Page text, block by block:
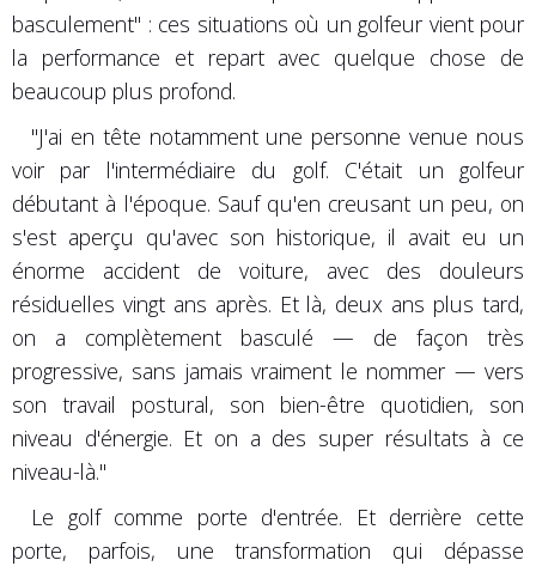
basculement" : ces situations où un golfeur vient pour
la performance et repart avec quelque chose de
beaucoup plus profond.
"J'ai en tête notamment une personne venue nous
voir par l'intermédiaire du golf. C'était un golfeur
débutant à l'époque. Sauf qu'en creusant un peu, on
s'est aperçu qu'avec son historique, il avait eu un
énorme accident de voiture, avec des douleurs
résiduelles vingt ans après. Et là, deux ans plus tard,
on a complètement basculé — de façon très
progressive, sans jamais vraiment le nommer — vers
son travail postural, son bien-être quotidien, son
niveau d'énergie. Et on a des super résultats à ce
niveau-là."
Le golf comme porte d'entrée. Et derrière cette
porte, parfois, une transformation qui dépasse